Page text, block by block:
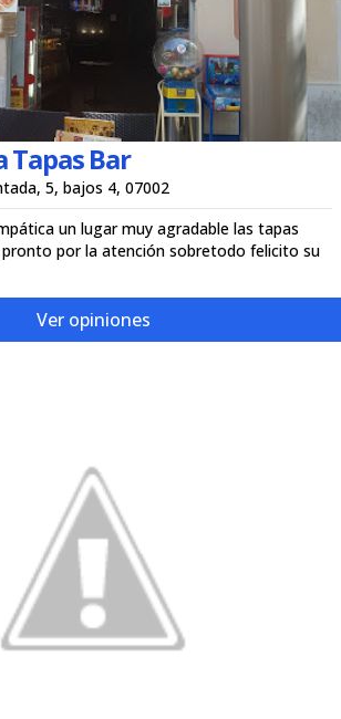
Tapas Bar
5, bajos 4, 07002
un lugar muy agradable las tapas
pronto por la atención sobretodo felicito su
Ver opiniones